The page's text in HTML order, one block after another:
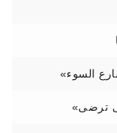
السوء»
ترضى»